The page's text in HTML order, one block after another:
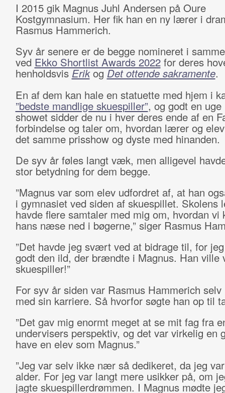
I 2015 gik Magnus Juhl Andersen på Oure
Kostgymnasium. Her fik han en ny lærer i
Rasmus Hammerich.
Syv år senere er de begge nomineret i
ved Ekko Shortlist Awards 2022for deres
henholdsvisErik ogDet ottende sakramente.
En af dem kan hale en statuette med hjem i
”bedste mandlige skuespiller”, og godt en uge
showet sidder de nu i hver deres ende af en
forbindelse og taler om, hvordan lærer og
det samme prisshow og dyste med hinanden.
De syv år føles langt væk, men alligevel
stor betydning for dem begge.
”Magnus var som elev udfordret af, at han
i gymnasiet ved siden af skuespillet. Skolens
havde flere samtaler med mig om, hvordan vi
hans næse ned i bøgerne,” siger Rasmus
”Det havde jeg svært ved at bidrage til, for
godt den ild, der brændte i Magnus. Han ville
skuespiller!”
For syv år siden var Rasmus Hammerich
med sin karriere. Så hvorfor søgte han op til
”Det gav mig enormt meget at se mit fag fra
undervisers perspektiv, og det var virkelig en
have en elev som Magnus.”
”Jeg var selv ikke nær så dedikeret, da jeg
alder. For jeg var langt mere usikker på, om
jagte skuespillerdrømmen. I Magnus mødte